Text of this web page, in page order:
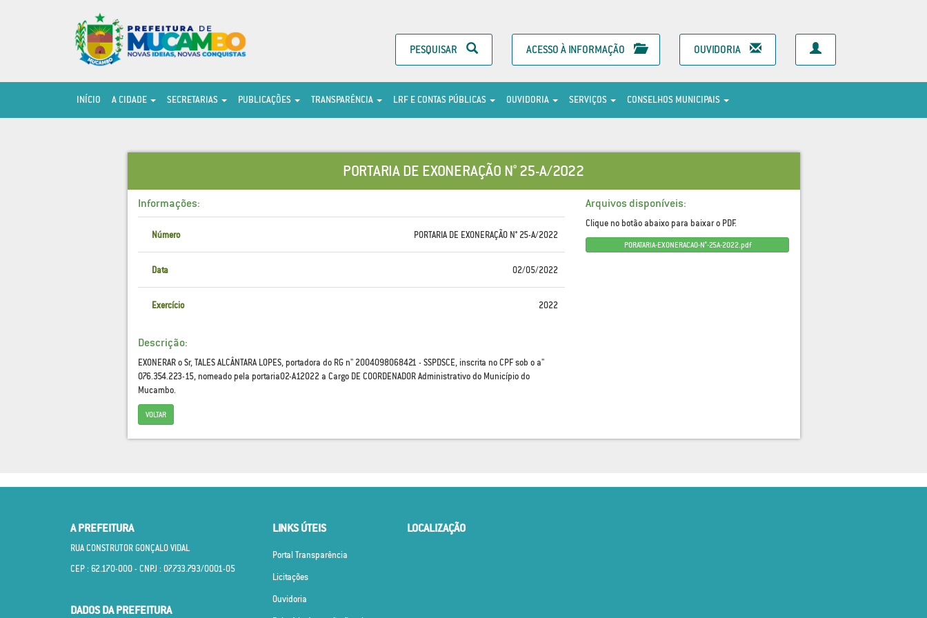
PESQUISAR ACESSO À INFORMAÇÃO OUVIDORIA
INÍCIO A CIDADE SECRETARIAS PUBLICAÇÕES TRANSPARÊNCIA LRF E CONTAS PÚBLICAS OUVIDORIA SERVIÇOS CONSELHOS MUNICIPAIS
PORTARIA DE EXONERAÇÃO N° 25-A/2022
Informações:
Número PORTARIA DE EXONERAÇÃO N° 25-A/2022
Data 02/05/2022
Exercício 2022
Descrição:
EXONERAR o Sr, TALES ALCÂNTARA LOPES, portadora do RG n" 2004098068421 - SSPDSCE, inscrita no CPF sob o a"
076.354.223-15, nomeado pela portaria02-A12022 a Cargo DE COORDENADOR Administrativo do Município do
Mucambo.
VOLTAR
Arquivos disponíveis:
Clique no botão abaixo para baixar o PDF.
PORATARIA-EXONERACAO-N°-25A-2022.pdf
A PREFEITURA
RUA CONSTRUTOR GONÇALO VIDAL
CEP : 62.170­-000 - CNPJ : 07.733.793/0001­-05
DADOS DA PREFEITURA
LINKS ÚTEIS
Portal Transparência
Licitações
Ouvidoria
LOCALIZAÇÃO